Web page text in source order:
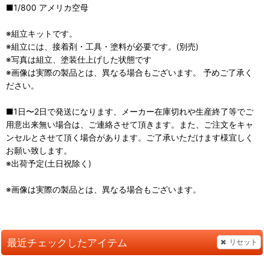
■1/800 アメリカ空母
※組立キットです。
※組立には、接着剤・工具・塗料が必要です。(別売)
※写真は組立、塗装仕上げした状態です
※画像は実際の製品とは、異なる場合もございます。 予めご了承く
ださい。
■1日〜2日で発送になります、メーカー在庫切れや生産終了等でご
用意出来無い場合は、ご連絡させて頂きます。また、ご注文をキャ
ンセルとさせて頂く場合があります。ご了承いただけます様宜しく
お願い致します。
※出荷予定(土日祝除く)
※画像は実際の製品とは、異なる場合もございます。
最近チェックしたアイテム リセット